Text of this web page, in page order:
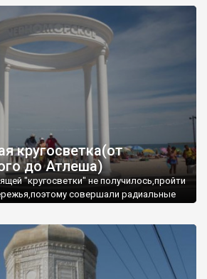
кругосветка(от
до Атлеша)
"кругосветки" не получилось,пройти
совершали радиальные